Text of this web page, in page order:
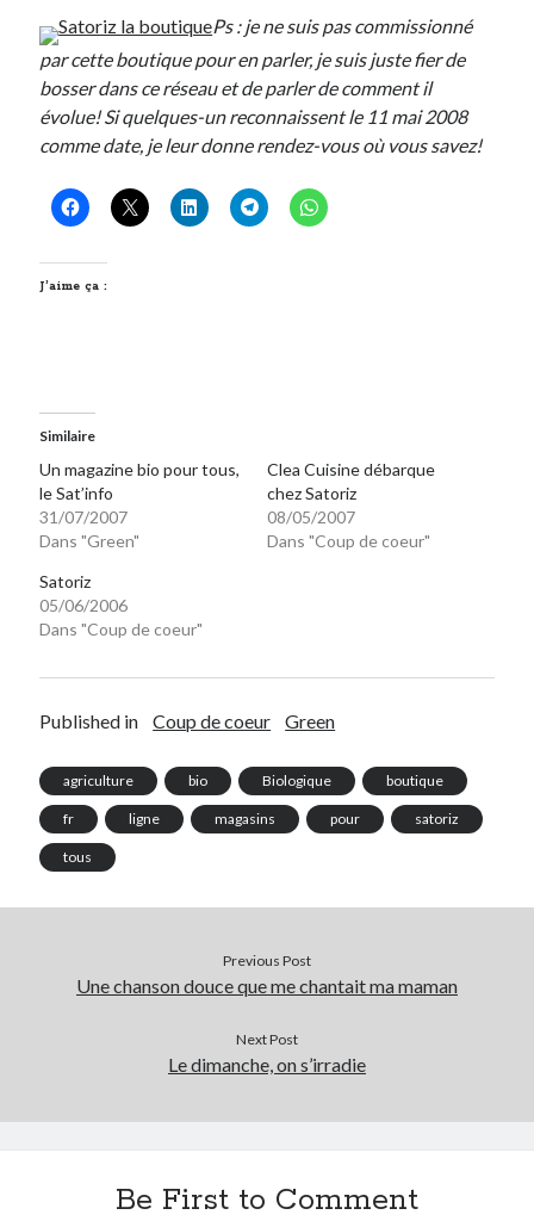
Parole de Follower
Patchwork
Photos
Post inutile
Proust
Sorties cuculturelles
Vidéos
Ps : je ne suis pas commissionné
par cette boutique pour en parler, je suis juste fier de
bosser dans ce réseau et de parler de comment il
évolue! Si quelques-un reconnaissent le 11 mai 2008
comme date, je leur donne rendez-vous où vous savez!
J’aime ça :
Similaire
Un magazine bio pour tous,
le Sat’info
31/07/2007
Dans "Green"
Clea Cuisine débarque
chez Satoriz
08/05/2007
Dans "Coup de coeur"
Satoriz
05/06/2006
Dans "Coup de coeur"
Published in Coup de coeur Green
agriculture bio Biologique boutique
fr ligne magasins pour satoriz
tous
Previous Post
Une chanson douce que me chantait ma maman
Next Post
Le dimanche, on s’irradie
Be First to Comment